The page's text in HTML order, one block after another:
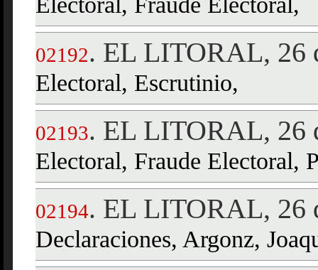
Electoral, Fraude Electoral,
02192. EL LITORAL, 26
Electoral, Escrutinio,
02193. EL LITORAL, 26
Electoral, Fraude Electoral,
02194. EL LITORAL, 26
Declaraciones, Argonz,